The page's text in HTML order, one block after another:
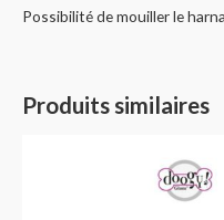
Possibilité de mouiller le
Produits similaires